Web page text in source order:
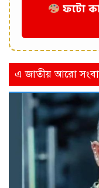
ফটো
এ জাতীয় আরো